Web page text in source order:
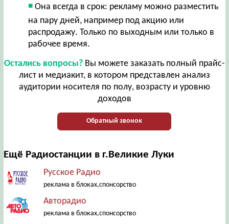
Она всегда в срок: рекламу можно разместить
на пару дней, например под акцию или
распродажу. Только по выходным или только в
рабочее время.
Остались вопросы?Вы можете заказать полный прайс-
лист и медиакит, в котором представлен анализ
аудитории носителя по полу, возрасту и уровню
доходов
Обратный звонок
Ещё Радиостанции в г.Великие Луки
Русское Радио
реклама в блоках,спонсорство
Авторадио
реклама в блоках,спонсорство